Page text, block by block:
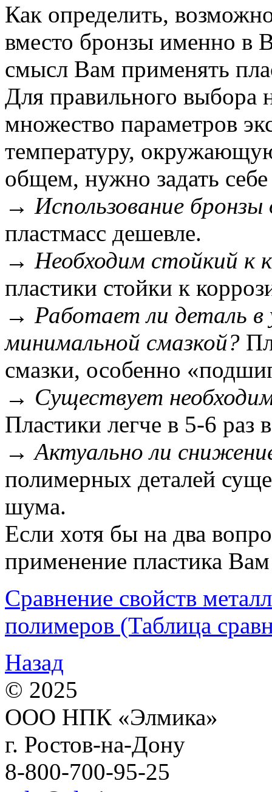
Как определить,
вместо бронзы именно в
смысл Вам применять
Для правильного выбора
множество параметров
температуру,
общем, нужно задать
→ Использование
пластмасс дешевле.
→ Необходим стойкий к
пластики стойки к
→ Работает ли деталь в
минимальной смазкой?
смазки, особенно
→ Существует
Пластики легче в 5-6 раз
→ Актуально ли
полимерных деталей
шума.
Если хотя бы на два
применение пластика
Сравнение свойств
полимеров (Таблица
Назад
© 2025
ООО НПК «Элмика»
г. Ростов-на-Дону
8-800-700-95-25